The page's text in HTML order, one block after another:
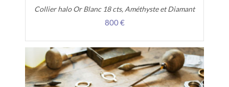
Collier halo Or Blanc 18 cts, Améthyste et Diamant
800 €